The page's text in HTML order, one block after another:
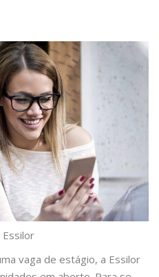
Essilor
vaga de estágio, a Essilor